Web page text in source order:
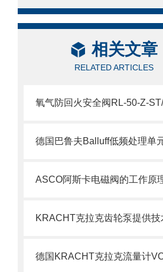
相关文章
RELATED ARTICLES
德国巴鲁夫Balluff低频处理单
ASCO阿斯卡电磁阀的工作原